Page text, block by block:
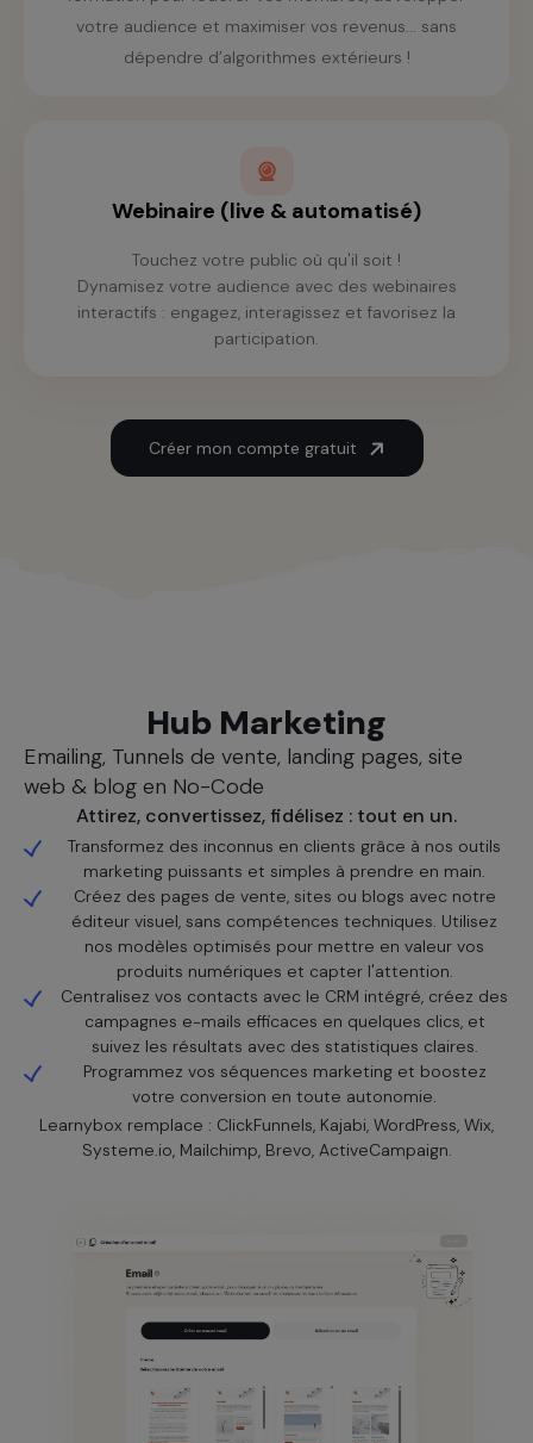
votre audience et maximiser vos revenus... sans
dépendre d’algorithmes extérieurs !
Webinaire (live & automatisé)
Touchez votre public où qu'il soit !
Dynamisez votre audience avec des webinaires
interactifs : engagez, interagissez et favorisez la
participation.
Créer mon compte gratuit
Hub Marketing
Emailing, Tunnels de vente, landing pages, site
web & blog en No-Code
Attirez, convertissez, fidélisez : tout en un.
Transformez des inconnus en clients grâce à nos outils
marketing puissants et simples à prendre en main.
Créez des pages de vente, sites ou blogs avec notre
éditeur visuel, sans compétences techniques. Utilisez
nos modèles optimisés pour mettre en valeur vos
produits numériques et capter l'attention.
Centralisez vos contacts avec le CRM intégré, créez des
campagnes e-mails efficaces en quelques clics, et
suivez les résultats avec des statistiques claires.
Programmez vos séquences marketing et boostez
votre conversion en toute autonomie.
Learnybox remplace : ClickFunnels, Kajabi, WordPress, Wix,
Systeme.io, Mailchimp, Brevo, ActiveCampaign.